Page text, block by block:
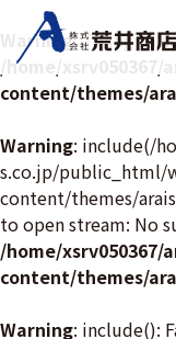
事業内容
賃貸
投資
高齢
Warning: Trying to
/home/
content/themes/
Warning: include(/
s.co.jp/public_html/
content/themes/
to open stream: No
/home/
content/themes/
Warning: include():